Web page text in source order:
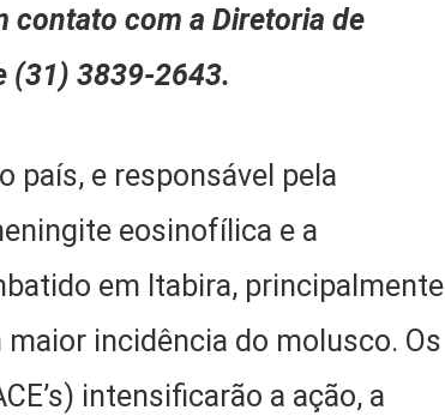
contato com a Diretoria de
(31) 3839-2643.
país, e responsável pela
eosinofílica e a
em Itabira, principalmente
incidência do molusco. Os
intensificarão a ação, a